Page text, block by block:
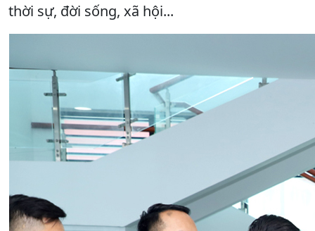
thời sự, đời sống, xã hội...